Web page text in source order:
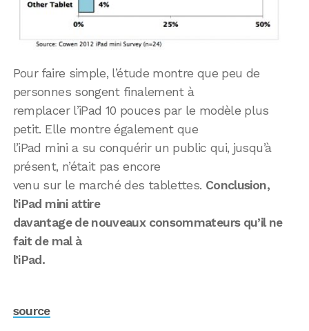
Pour faire simple, l’étude montre que peu de
personnes songent finalement à
remplacer l’iPad 10 pouces par le modèle plus
petit. Elle montre également que
l’iPad mini a su conquérir un public qui, jusqu’à
présent, n’était pas encore
venu sur le marché des tablettes. Conclusion,
l’iPad mini attire
davantage de nouveaux consommateurs qu’il ne
fait de mal à
l’iPad.
source